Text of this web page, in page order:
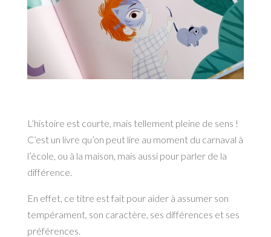
L’histoire est courte, mais tellement pleine de sens !
C’est un livre qu’on peut lire au moment du carnaval à
l’école, ou à la maison, mais aussi pour parler de la
différence.
En effet, ce titre est fait pour aider à assumer son
tempérament, son caractère, ses différences et ses
préférences.